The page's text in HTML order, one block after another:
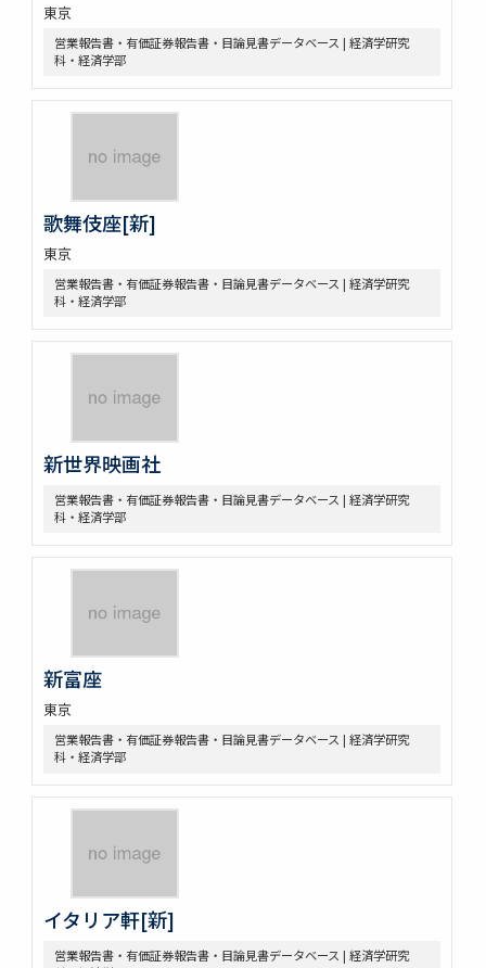
東京
営業報告書・有価証券報告書・目論見書データベース | 経済学研究
科・経済学部
歌舞伎座[新]
東京
営業報告書・有価証券報告書・目論見書データベース | 経済学研究
科・経済学部
新世界映画社
営業報告書・有価証券報告書・目論見書データベース | 経済学研究
科・経済学部
新富座
東京
営業報告書・有価証券報告書・目論見書データベース | 経済学研究
科・経済学部
イタリア軒[新]
営業報告書・有価証券報告書・目論見書データベース | 経済学研究